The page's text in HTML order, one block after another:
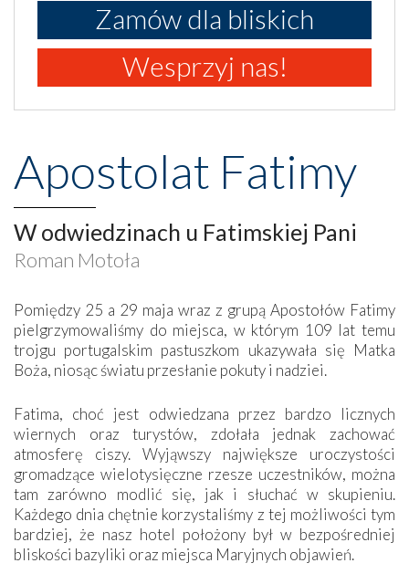
Zamów dla bliskich
Wesprzyj nas!
Apostolat Fatimy
W odwiedzinach u Fatimskiej Pani
Roman Motoła
Pomiędzy 25 a 29 maja wraz z grupą Apostołów Fatimy
pielgrzymowaliśmy do miejsca, w którym 109 lat temu
trojgu portugalskim pastuszkom ukazywała się Matka
Boża, niosąc światu przesłanie pokuty i nadziei.
Fatima, choć jest odwiedzana przez bardzo licznych
wiernych oraz turystów, zdołała jednak zachować
atmosferę ciszy. Wyjąwszy największe uroczystości
gromadzące wielotysięczne rzesze uczestników, można
tam zarówno modlić się, jak i słuchać w skupieniu.
Każdego dnia chętnie korzystaliśmy z tej możliwości tym
bardziej, że nasz hotel położony był w bezpośredniej
bliskości bazyliki oraz miejsca Maryjnych objawień.